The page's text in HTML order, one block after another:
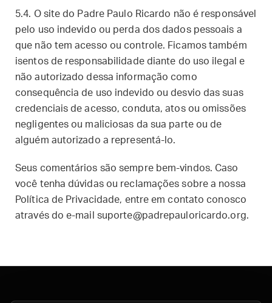
5.4. O site do Padre Paulo Ricardo não é responsável
pelo uso indevido ou perda dos dados pessoais a
que não tem acesso ou controle. Ficamos também
isentos de responsabilidade diante do uso ilegal e
não autorizado dessa informação como
consequência de uso indevido ou desvio das suas
credenciais de acesso, conduta, atos ou omissões
negligentes ou maliciosas da sua parte ou de
alguém autorizado a representá-lo.
Seus comentários são sempre bem-vindos. Caso
você tenha dúvidas ou reclamações sobre a nossa
Política de Privacidade, entre em contato conosco
através do e-mail suporte@padrepauloricardo.org.